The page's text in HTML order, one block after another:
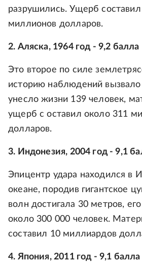
разрушились. Ущерб
миллионов долларов.
2. Аляска, 1964 год - 9,2 балла
Это второе по силе
историю наблюдений
унесло жизни 139 человек,
ущерб с оставил около 311
долларов.
3. Индонезия, 2004 год - 9,1
Эпицентр удара находился в
океане, породив гигантское
волн достигала 30 метров,
около 300 000 человек.
составил 10 миллиардов
4. Япония, 2011 год - 9,1 балла